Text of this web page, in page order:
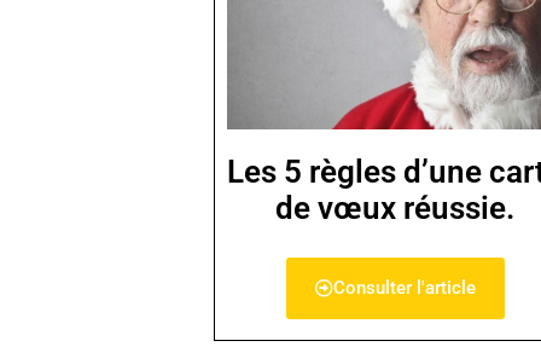
Les 5 règles d’une
de vœux réussie.
Consulter l'article